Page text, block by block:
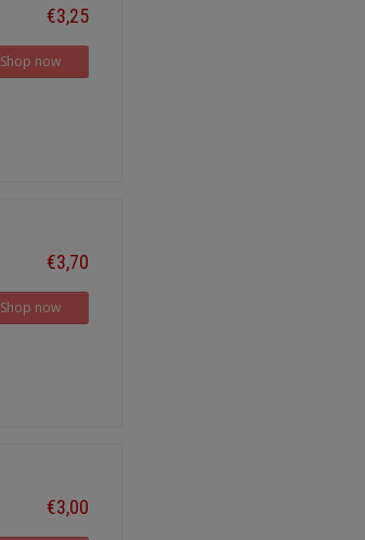
€3,25
Shop now
€3,70
Shop now
€3,00